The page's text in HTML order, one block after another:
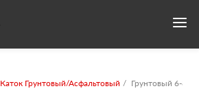
Каток Грунтовый/Асфальтовый Грунтовый 6-8